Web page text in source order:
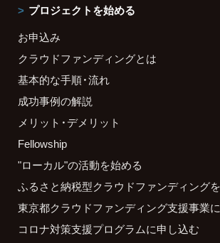
プロジェクトを始める
お申込み
クラウドファンディングとは
基本的な手順・流れ
成功事例の解説
メリット・デメリット
Fellowship
"ローカル"の活動を始める
ふるさと納税型クラウドファンディング
東京都クラウドファンディング支援事業
コロナ対策支援プログラムに申し込む